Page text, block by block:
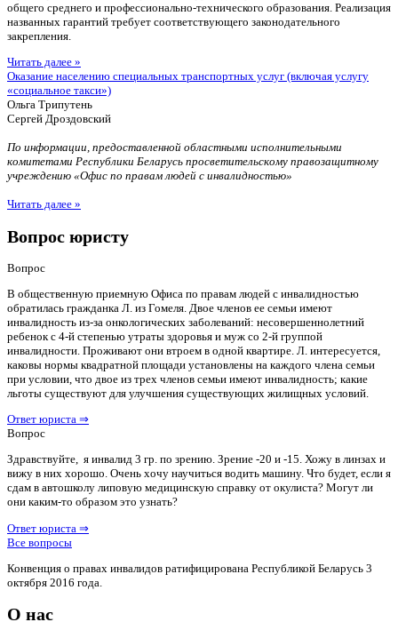
общего среднего и профессионально-технического образования. Реализация
названных гарантий требует соответствующего законодательного
закрепления.
Читать далее »
Оказание населению специальных транспортных услуг (включая услугу
«социальное такси»)
Ольга Трипутень
Сергей Дроздовский
По информации, предоставленной областными исполнительными
комитетами Республики Беларусь просветительскому правозащитному
учреждению «Офис по правам людей с инвалидностью»
Читать далее »
Вопрос юристу
Вопрос
В общественную приемную Офиса по правам людей с инвалидностью
обратилась гражданка Л. из Гомеля. Двое членов ее семьи имеют
инвалидность из-за онкологических заболеваний: несовершеннолетний
ребенок с 4-й степенью утраты здоровья и муж со 2-й группой
инвалидности. Проживают они втроем в одной квартире. Л. интересуется,
каковы нормы квадратной площади установлены на каждого члена семьи
при условии, что двое из трех членов семьи имеют инвалидность; какие
льготы существуют для улучшения существующих жилищных условий.
Ответ юриста ⇒
Вопрос
Здравствуйте, я инвалид 3 гр. по зрению. Зрение -20 и -15. Хожу в линзах и
вижу в них хорошо. Очень хочу научиться водить машину. Что будет, если я
сдам в автошколу липовую медицинскую справку от окулиста? Могут ли
они каким-то образом это узнать?
Ответ юриста ⇒
Все вопросы
Конвенция о правах инвалидов ратифицирована Республикой Беларусь 3
октября 2016 года.
О нас